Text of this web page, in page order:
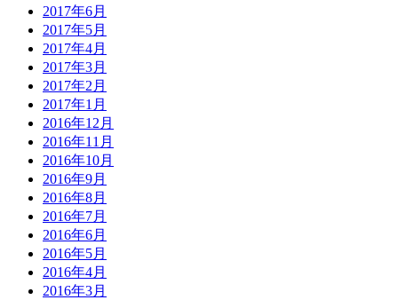
2017年6月
2017年5月
2017年4月
2017年3月
2017年2月
2017年1月
2016年12月
2016年11月
2016年10月
2016年9月
2016年8月
2016年7月
2016年6月
2016年5月
2016年4月
2016年3月